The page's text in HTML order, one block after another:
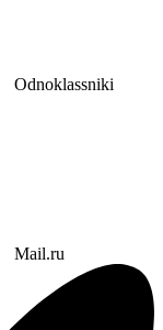
Odnoklassniki
Mail.ru